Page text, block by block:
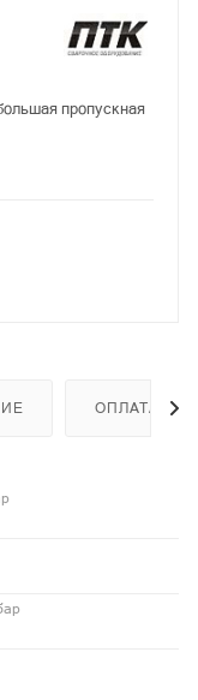
пропускная
ОПЛАТА